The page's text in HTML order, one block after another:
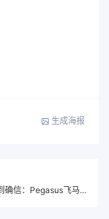
生成海报
从怀疑到确信：Pegasus飞马软件监控软件使用体验